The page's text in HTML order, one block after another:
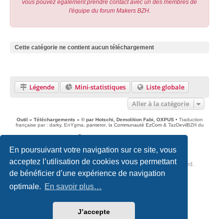
En poursuivant votre navigation sur ce site, vous
acceptez l’utilisation de cookies vous permettant
de bénéficier d’une expérience de navigation
optimale. En savoir plus…
J’accepte
vous pouvez également prendre contact avec un des membres de
l'équipe du forum Makers BZH.
Cette catégorie ne contient aucun téléchargement
Légende Mini-statistiques
Liste globale
Aller à la catégorie
Outil « Téléchargements » © par Hotschi, Demolition Fabi, OXPUS• Traduction
française par : darky, EnYgma, panteror, la Communauté EzCom& TazDevilBZH du
Fuseau horaire sur UTC+02:00
Copyright © 2020 - 2026 Forum Makers BZH All rights reserved.
Traduction française officielle
Optimized by:
Confidentialité